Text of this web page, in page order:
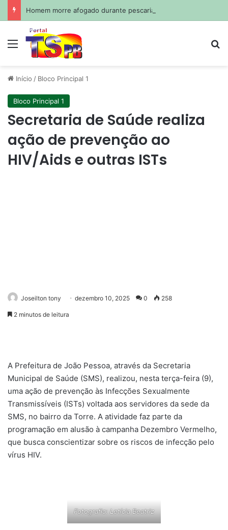
Menu
Início / Bloco Principal 1
Bloco Principal 1
Secretaria de Saúde realiza
ação de prevenção ao
HIV/Aids e outras ISTs
Joseilton tony dezembro 10, 2025 0 258
2 minutos de leitura
A Prefeitura de João Pessoa, através da Secretaria
Municipal de Saúde (SMS), realizou, nesta terça-feira (9),
uma ação de prevenção às Infecções Sexualmente
Transmissíveis (ISTs) voltada aos servidores da sede da
SMS, no bairro da Torre. A atividade faz parte da
programação em alusão à campanha Dezembro Vermelho,
que busca conscientizar sobre os riscos de infecção pelo
vírus HIV.
Fotografia: Letícia Beatriz